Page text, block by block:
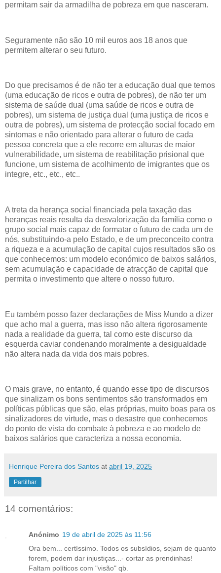
permitam sair da armadilha de pobreza em que nasceram.
Seguramente não são 10 mil euros aos 18 anos que
permitem alterar o seu futuro.
Do que precisamos é de não ter a educação dual que temos
(uma educação de ricos e outra de pobres), de não ter um
sistema de saúde dual (uma saúde de ricos e outra de
pobres), um sistema de justiça dual (uma justiça de ricos e
outra de pobres), um sistema de protecção social focado em
sintomas e não orientado para alterar o futuro de cada
pessoa concreta que a ele recorre em alturas de maior
vulnerabilidade, um sistema de reabilitação prisional que
funcione, um sistema de acolhimento de imigrantes que os
integre, etc., etc., etc..
A treta da herança social financiada pela taxação das
heranças reais resulta da desvalorização da família como o
grupo social mais capaz de formatar o futuro de cada um de
nós, substituindo-a pelo Estado, e de um preconceito contra
a riqueza e a acumulação de capital cujos resultados são os
que conhecemos: um modelo económico de baixos salários,
sem acumulação e capacidade de atracção de capital que
permita o investimento que altere o nosso futuro.
Eu também posso fazer declarações de Miss Mundo a dizer
que acho mal a guerra, mas isso não altera rigorosamente
nada a realidade da guerra, tal como este discurso da
esquerda caviar condenando moralmente a desigualdade
não altera nada da vida dos mais pobres.
O mais grave, no entanto, é quando esse tipo de discursos
que sinalizam os bons sentimentos são transformados em
políticas públicas que são, elas próprias, muito boas para os
sinalizadores de virtude, mas o desastre que conhecemos
do ponto de vista do combate à pobreza e ao modelo de
baixos salários que caracteriza a nossa economia.
Henrique Pereira dos Santos at abril 19, 2025
Partilhar
14 comentários:
Anónimo 19 de abril de 2025 às 11:56
Ora bem... certíssimo. Todos os subsídios, sejam de quanto
forem, podem dar injustiças...- cortar as prendinhas!
Faltam políticos com "visão" qb.